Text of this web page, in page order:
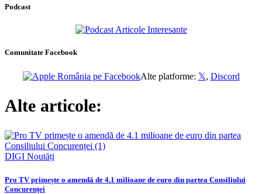
Podcast
Comunitate Facebook
Alte platforme: 𝕏, Discord
Alte articole:
DIGI Noutăți
Pro TV primește o amendă de 4.1 milioane de euro din partea Consiliului
Concurenței